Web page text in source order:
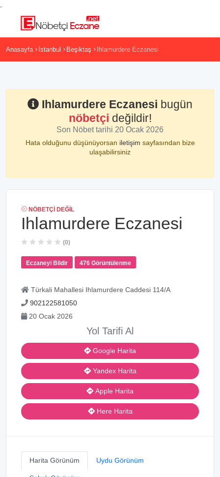
Anasayfa İstanbul Beşiktaş Ihlamurdere Eczanesi
Ihlamurdere Eczanesi bugün
nöbetçi değildir!
Son Nöbet tarihi 20 Ocak 2026
Hata olduğunu düşünüyorsan iletişim sayfasından bize
ulaşabilirsiniz
NÖBETÇI DEĞIL
Ihlamurdere Eczanesi
(0)
Eczaneyi Bildir 476 Görüntülenme
Türkali Mahallesi Ihlamurdere Caddesi 114/A
902122581050
20 Ocak 2026
Yol Tarifi Al
Google Harita
Yandex Harita
Apple Harita
Here Harita
Harita Görünüm Uydu Görünüm